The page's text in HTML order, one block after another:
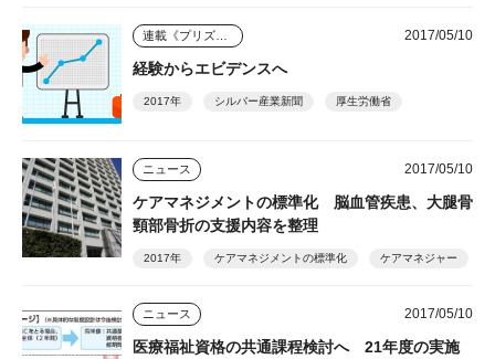
2017/05/10
経験からエビデンスへ
2017年 シルバー産業新聞 厚生労働省
ニュース 2017/05/10
ケアマネジメントの標準化 脳血管疾患、大腿骨
頸部骨折の支援内容を整理
2017年 ケアマネジメントの標準化 ケアマネジャー
ニュース 2017/05/10
医療福祉資格の共通課程検討へ 21年度の実施